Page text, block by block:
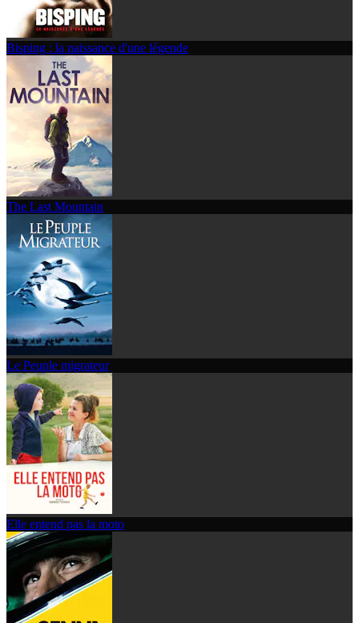
Bisping : la naissance d'une légende
The Last Mountain
Le Peuple migrateur
Elle entend pas la moto